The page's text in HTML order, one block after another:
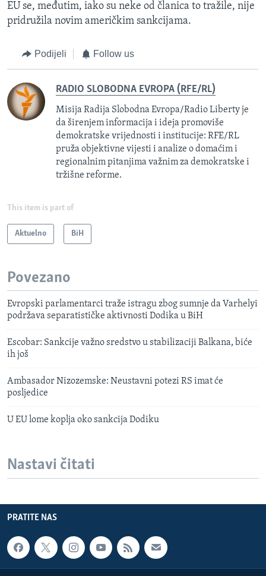
EU se, međutim, iako su neke od članica to tražile, nije
pridružila novim američkim sankcijama.
Podijeli Follow us
RADIO SLOBODNA EVROPA (RFE/RL)
Misija Radija Slobodna Evropa/Radio Liberty je
da širenjem informacija i ideja promoviše
demokratske vrijednosti i institucije: RFE/RL
pruža objektivne vijesti i analize o domaćim i
regionalnim pitanjima važnim za demokratske i
tržišne reforme.
This item is part of
Aktuelno BiH
Povezano
Evropski parlamentarci traže istragu zbog sumnje da Varhelyi
podržava separatističke aktivnosti Dodika u BiH
Escobar: Sankcije važno sredstvo u stabilizaciji Balkana, biće
ih još
Ambasador Nizozemske: Neustavni potezi RS imat će
posljedice
U EU lome koplja oko sankcija Dodiku
Nastavi čitati
PRATITE NAS